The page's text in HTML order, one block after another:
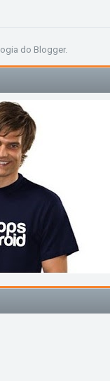
do Blogger.